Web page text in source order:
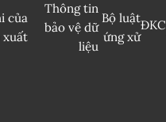
của
xuất
Thông tin
bảo vệ dữ
liệu
Bộ luật
ứng xử
ĐKC